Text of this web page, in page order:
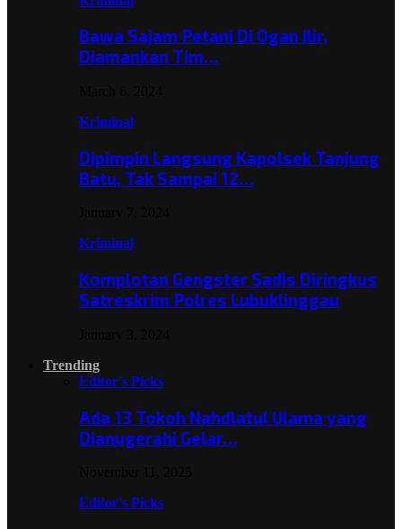
Bawa Sajam Petani Di Ogan Ilir,
Diamankan Tim…
Kriminal
Dipimpin Langsung Kapolsek Tanjung
Batu, Tak Sampai 12…
Kriminal
Komplotan Gengster Sadis Diringkus
Satreskrim Polres Lubuklinggau
Trending
Editor's Picks
Ada 13 Tokoh Nahdlatul Ulama yang
Dianugerahi Gelar…
Editor's Picks